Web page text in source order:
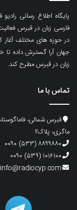
پایگاه اطلاع رسانی
جهان آرا گسترش داده تا
زبان در قبرس مطرح کند.
تماس با ما
ماگری، پلاک۲
۸۸۹۹۸۸۰ (۵۳۳) ۰۰۹۰
۱۰۱۶۱۰۰ (۵۳۹) ۰۰۹۰
info@radiocyp.com